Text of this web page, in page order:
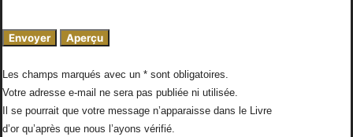
Les champs marqués avec un * sont obligatoires.
Votre adresse e-mail ne sera pas publiée ni utilisée.
Il se pourrait que votre message n’apparaisse dans le Livre
d’or qu’après que nous l’ayons vérifié.